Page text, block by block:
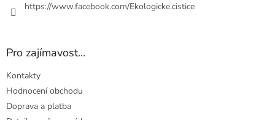
https://www.facebook.com/Ekologicke.cistice
Pro zajímavost...
Kontakty
Hodnocení obchodu
Doprava a platba